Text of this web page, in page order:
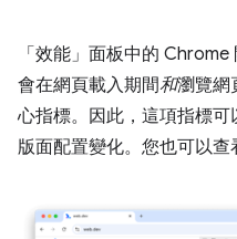
「效能」面板中的
會在網頁載入期間和瀏覽網
心指標。因此，這項指標
版面配置變化。您也可以查